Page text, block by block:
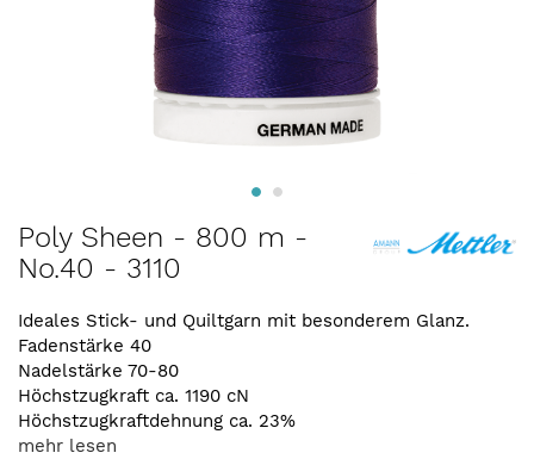
Zum
Anfang
der
springen
Poly Sheen - 800 m -
No.40 - 3110
Ideales Stick- und Quiltgarn mit besonderem Glanz.
Fadenstärke 40
Nadelstärke 70-80
Höchstzugkraft ca. 1190 cN
Höchstzugkraftdehnung ca. 23%
mehr lesen